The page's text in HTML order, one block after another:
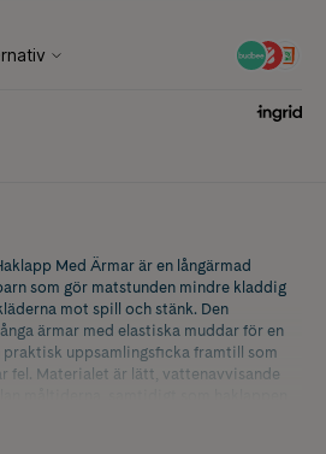
Med Ärmar är en långärmad
som gör matstunden mindre kladdig
mot spill och stänk. Den
ärmar med elastiska muddar för en
praktisk uppsamlingsficka framtill som
fel. Materialet är lätt, vattenavvisande
beläggning.